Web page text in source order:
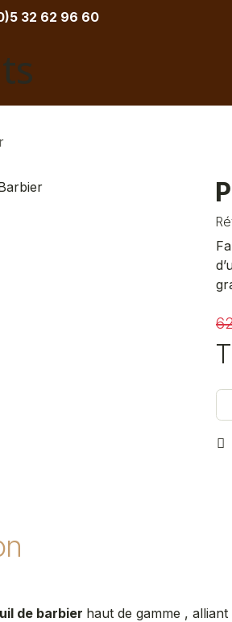
32 62 96 60
de barbier haut de gamme , alliant